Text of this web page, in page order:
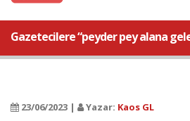
Gazetecilere “peyder pey alana
23/06/2023 | Yazar: Kaos GL